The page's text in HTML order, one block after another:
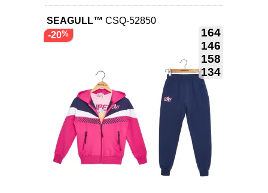
SEAGULL™ CSQ-52850
164
146
158
134
-20